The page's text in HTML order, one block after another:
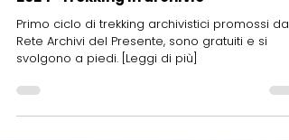
Associazione Paolo Pedrelli: 12 aprile
2024 "Trekking in archivio"
Primo ciclo di trekking archivistici promossi
svolgono a piedi. [Leggi di più]